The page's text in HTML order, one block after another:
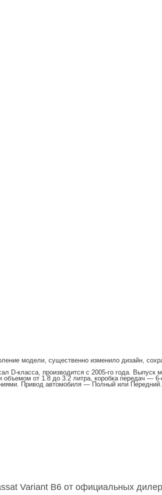
модели, существенно изменило дизайн,
D-класса, производится с 2005-го года. Выпуск
от 1.8 до 3.2 литра, коробка передач —
Привод автомобиля — Полный или Передний.
Variant B6 от официальных